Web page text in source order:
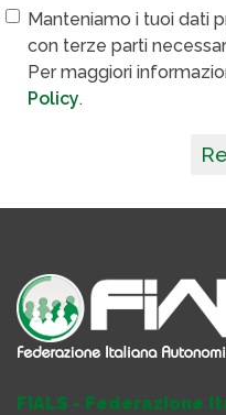
Manteniamo i tuoi dati
con terze parti
Per maggiori
Policy.
FIALS - Federazione